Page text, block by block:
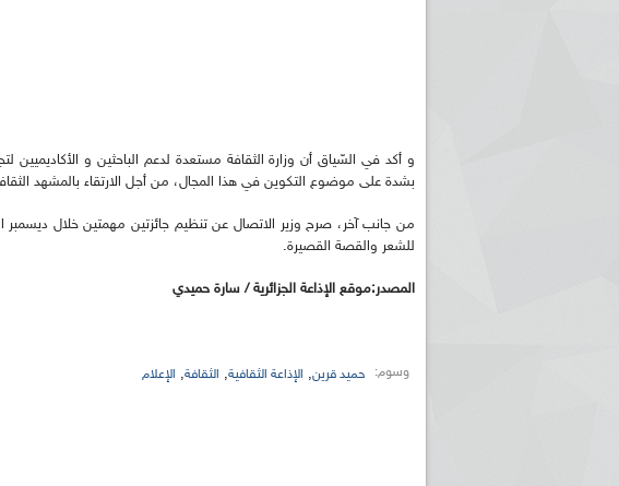
و أكد في السّياق أن وزارة الثقافة مستعدة لدعم الباحثين و الأكاديميين
بشدة على موضوع التكوين في هذا المجال، من أجل الارتقاء بالمشهد
من جانب آخر، صرح وزير الاتصال عن تنظيم جائزتين مهمتين خلال ديسمبر
للشعر والقصة القصيرة.
المصدر:موقع الإذاعة الجزائرية / سارة حميدي
وسوم: حميد قرين, الإذاعة الثقافية, الثقافة, الإعلام